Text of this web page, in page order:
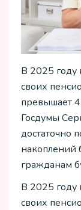
В 2025 году
своих
превышает
Госдумы
достаточно
накоплений
гражданам
В 2025 году
своих